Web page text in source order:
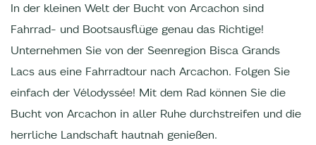
In der kleinen Welt der Bucht von Arcachon sind
Fahrrad- und Bootsausflüge genau das Richtige!
Unternehmen Sie von der Seenregion Bisca Grands
Lacs aus eine Fahrradtour nach Arcachon. Folgen Sie
einfach der Vélodyssée! Mit dem Rad können Sie die
Bucht von Arcachon in aller Ruhe durchstreifen und die
herrliche Landschaft hautnah genießen.